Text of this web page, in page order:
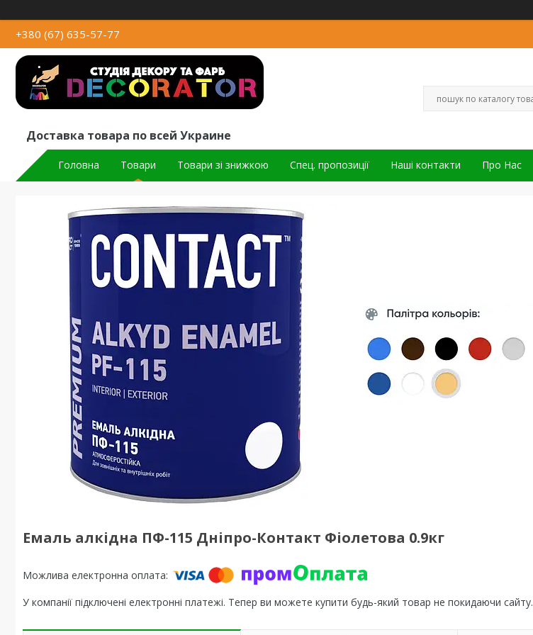
+380 (67) 635-57-77
Доставка товара по всей Украине
Головна Товари Товари зі знижкою Спец. пропозиції Наші контакти Про Нас
Емаль алкідна ПФ-115 Дніпро-Контакт Фіолетова 0.9кг
У компанії підключені електронні платежі. Тепер ви можете купити будь-який товар не покидаючи сайту.